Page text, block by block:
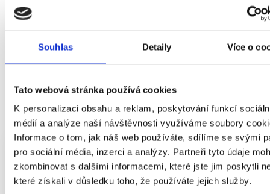
Souhlas Detaily Více o
Tato webová stránka používá cookies
K personalizaci obsahu a reklam, poskytování funkcí
médií a analýze naší návštěvnosti využíváme soubory
Informace o tom, jak náš web používáte, sdílíme se svými
pro sociální média, inzerci a analýzy. Partneři tyto údaje
zkombinovat s dalšími informacemi, které jste jim poskytli
které získali v důsledku toho, že používáte jejich služby.
a okolí
Jsem